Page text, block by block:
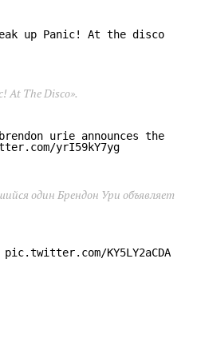
up Panic! At the disco
At The Disco».
urie announces the
yrI59kY7yg
один Брендон Ури объявляет
pic.twitter.com/KY5LY2aCDA